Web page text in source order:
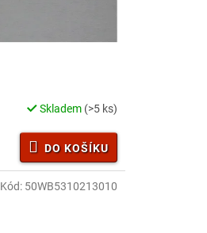
Skladem (>5 ks)
DO KOŠÍKU
Kód: 50WB5310213010